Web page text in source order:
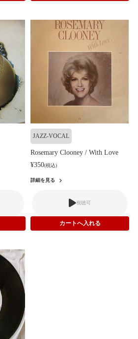
JAZZ-VOCAL
Rosemary Clooney / With Love
¥350(税込)
詳細を見る
視聴可